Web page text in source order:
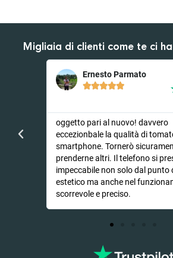
Migliaia di clienti come te ci
Ernesto Parmato

oggetto pari al nuovo! davvero
eccezionbale la qualità di
smartphone. Tornerò
prenderne altri. Il telefono si
impeccabile non solo dal punto
estetico ma anche nel
scorrevole e preciso.